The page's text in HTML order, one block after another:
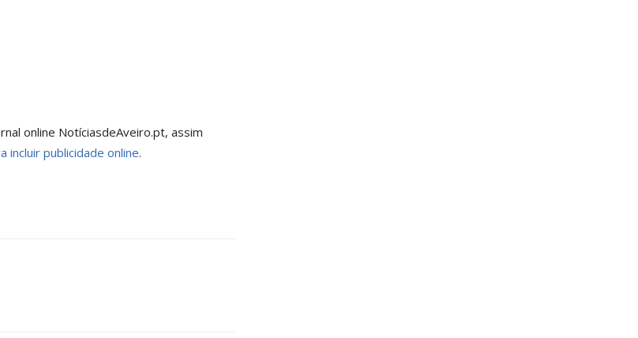
online NotíciasdeAveiro.pt, assim
incluir publicidade online.